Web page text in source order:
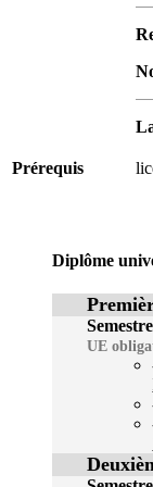
Prérequis
Diplôme
UE